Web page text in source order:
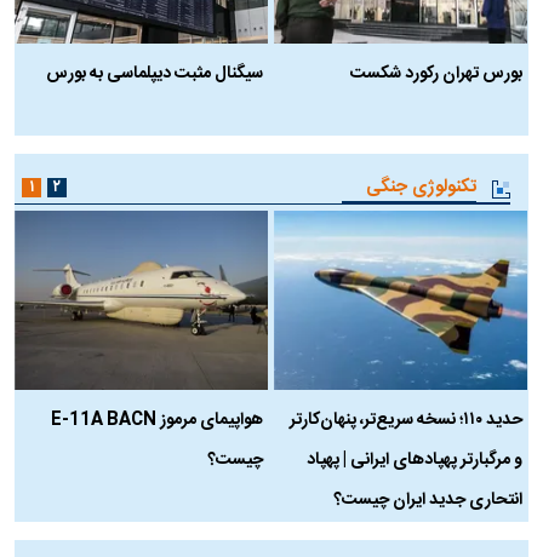
بورس تهران رکورد شکست
سیگنال مثبت دیپلماسی به بورس
تکنولوژی جنگی
حدید ۱۱۰؛ نسخه سریع‌تر، پنهان‌کارتر
و مرگبارتر پهپادهای ایرانی | پهپاد
انتحاری جدید ایران چیست؟
هواپیمای مرموز E-11A BACN
چیست؟
۱ ۲